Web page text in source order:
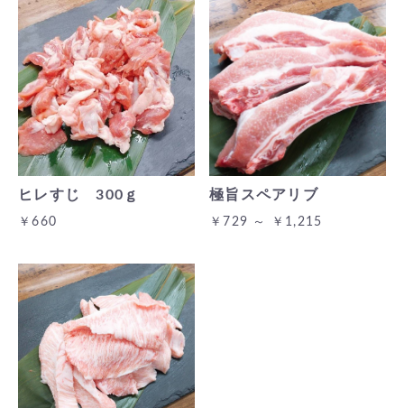
ヒレすじ 300ｇ
￥660
極旨スペアリブ
￥729 ～ ￥1,215